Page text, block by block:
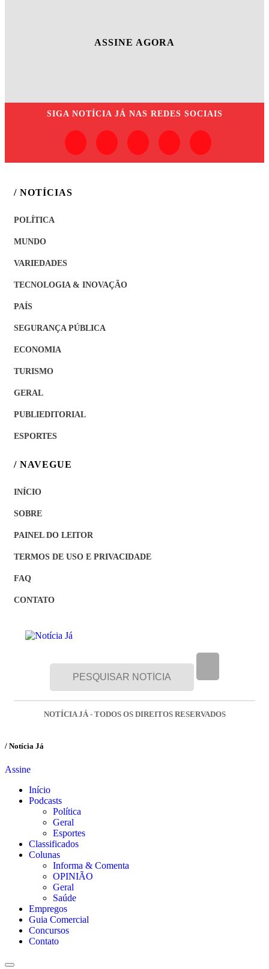
ASSINE AGORA
SIGA NOTÍCIA JÁ NAS REDES SOCIAIS
/ NOTÍCIAS
POLÍTICA
MUNDO
VARIEDADES
TECNOLOGIA & INOVAÇÃO
PAÍS
SEGURANÇA PÚBLICA
ECONOMIA
TURISMO
GERAL
PUBLIEDITORIAL
ESPORTES
/ NAVEGUE
INÍCIO
SOBRE
PAINEL DO LEITOR
TERMOS DE USO E PRIVACIDADE
FAQ
CONTATO
NOTÍCIA JÁ - TODOS OS DIREITOS RESERVADOS
/ Notícia Já
Assine
Início
Podcasts
Política
Geral
Esportes
Classificados
Colunas
Informa & Comenta
OPINIÃO
Geral
Saúde
Empregos
Guia Comercial
Concursos
Contato